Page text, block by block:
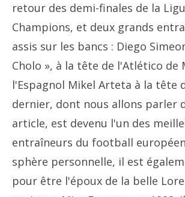
retour des demi-finales de la
Champions, et deux grands
assis sur les bancs : Diego
Cholo », à la tête de l'Atlético de
l'Espagnol Mikel Arteta à la tête
dernier, dont nous allons parler
article, est devenu l'un des
entraîneurs du football
sphère personnelle, il est
pour être l'époux de la belle